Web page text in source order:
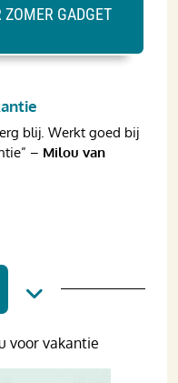
blij. Werkt goed bij
– Milou van
GADGET
voor vakantie